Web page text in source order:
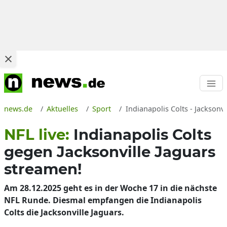
news.de Aktuelles Sport Indianapolis Colts -
NFL live: Indianapolis Colts
gegen Jacksonville Jaguars
streamen!
Am 28.12.2025 geht es in der Woche 17 in die nächste
NFL Runde. Diesmal empfangen die Indianapolis
Colts die Jacksonville Jaguars.